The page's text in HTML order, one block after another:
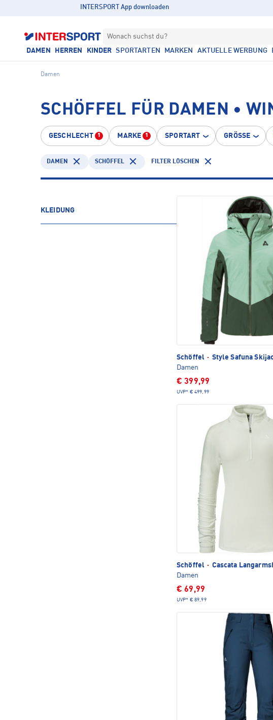
INTERSPORT App downloaden
Wonach suchst du?
DAMEN HERREN KINDER SPORTARTEN MARKEN AKTUELLE WERBUNG
Damen
SCHÖFFEL FÜR DAMEN •
GESCHLECHT 1 MARKE 1 SPORTART GRÖSSE
DAMEN SCHÖFFEL FILTER LÖSCHEN
KLEIDUNG
Schöffel · Style Safuna
Damen
€ 399,99
UVP* € 499,99
Schöffel · Cascata
Damen
€ 69,99
UVP* € 89,99